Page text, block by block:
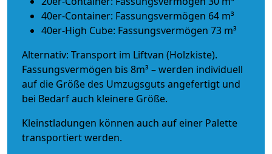
40er-Container: Fassungsvermögen 64 m³
40er-High Cube: Fassungsvermögen 73 m³
Alternativ: Transport im Liftvan (Holzkiste).
Fassungsvermögen bis 8m³ – werden individuell
auf die Größe des Umzugsguts angefertigt und
bei Bedarf auch kleinere Größe.
Kleinstladungen können auch auf einer Palette
transportiert werden.